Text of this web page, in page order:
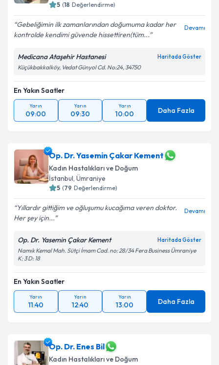
5 (18 Değerlendirme)
Gebeliğimin ilk zamanlarından doğumuma kadar her
kontrolde kendimi güvende hissettiren(tüm...
Devamı
Medicana Ataşehir Hastanesi Haritada Göster
Küçükbakkalköy, Vedat Günyol Cd. No:24, 34750
En Yakın Saatler
Yarın
09:00
Yarın
09:30
Yarın
10:00 Daha Fazla
Op. Dr. Yasemin Çakar Kement
Kadın Hastalıkları ve Doğum
İstanbul, Ümraniye
5 (79 Değerlendirme)
Yıllardır gittiğim ve oğluşumu kucağıma veren doktor.
Her şey için...
Devamı
Op. Dr. Yasemin Çakar Kement Haritada Göster
Namık Kemal Mah. Sütçi İmam Cad. no: 28/34 Fera Business Ümraniye
K: 3 D: 18
En Yakın Saatler
Yarın
11:40
Yarın
12:40
Yarın
13:00 Daha Fazla
Op. Dr. Enes Bil
Kadın Hastalıkları ve Doğum